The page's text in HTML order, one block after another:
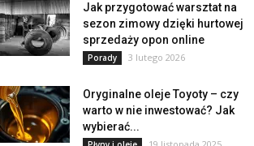
Jak przygotować warsztat na
sezon zimowy dzięki hurtowej
sprzedaży opon online
Porady 3 lutego 2026
Oryginalne oleje Toyoty – czy
warto w nie inwestować? Jak
wybierać...